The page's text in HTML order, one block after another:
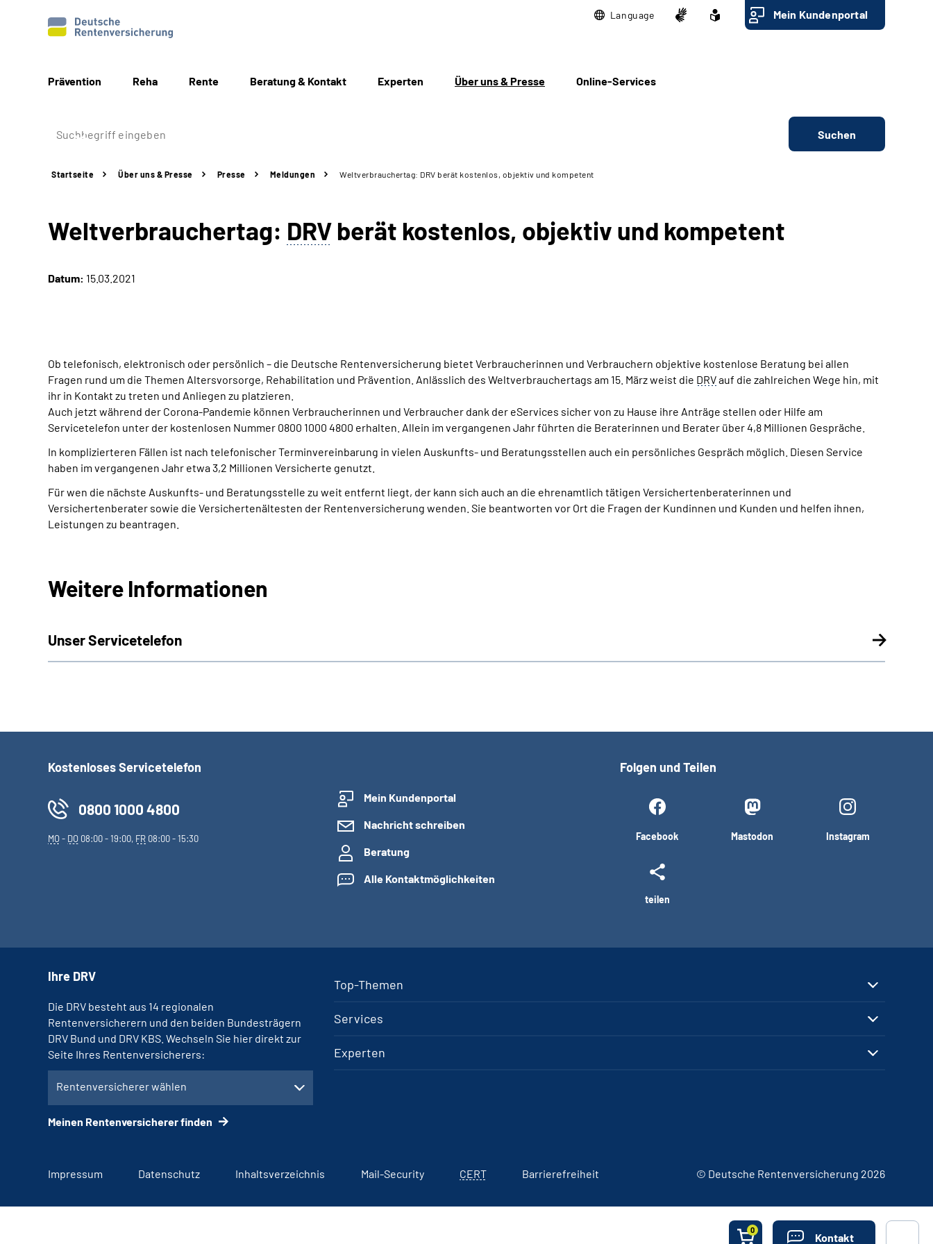
Language Mein Kundenportal
Prävention Reha Rente Beratung & Kontakt Experten Über uns & Presse Online-Services
Suchen
Startseite Über uns & Presse Presse Meldungen Weltverbrauchertag: DRV berät kostenlos, objektiv und kompetent
Weltverbrauchertag: DRV berät kostenlos, objektiv und kompetent
Datum: 15.03.2021
Ob telefonisch, elektronisch oder persönlich – die Deutsche Rentenversicherung bietet Verbraucherinnen und Verbrauchern objektive kostenlose Beratung bei allen
Fragen rund um die Themen Altersvorsorge, Rehabilitation und Prävention. Anlässlich des Weltverbrauchertags am 15. März weist die DRVauf die zahlreichen Wege hin, mit
ihr in Kontakt zu treten und Anliegen zu platzieren.
Auch jetzt während der Corona-Pandemie können Verbraucherinnen und Verbraucher dank der eServices sicher von zu Hause ihre Anträge stellen oder Hilfe am
Servicetelefon unter der kostenlosen Nummer 0800 1000 4800 erhalten. Allein im vergangenen Jahr führten die Beraterinnen und Berater über 4,8 Millionen Gespräche.
In komplizierteren Fällen ist nach telefonischer Terminvereinbarung in vielen Auskunfts- und Beratungsstellen auch ein persönliches Gespräch möglich. Diesen Service
haben im vergangenen Jahr etwa 3,2 Millionen Versicherte genutzt.
Für wen die nächste Auskunfts- und Beratungsstelle zu weit entfernt liegt, der kann sich auch an die ehrenamtlich tätigen Versichertenberaterinnen und
Versichertenberater sowie die Versichertenältesten der Rentenversicherung wenden. Sie beantworten vor Ort die Fragen der Kundinnen und Kunden und helfen ihnen,
Leistungen zu beantragen.
Weitere Informationen
Unser Servicetelefon
0
Kontakt
Kostenloses Servicetelefon
0800 1000 4800
MO- DO 08:00 - 19:00, FR 08:00 - 15:30
Mein Kundenportal
Nachricht schreiben
Beratung
Alle Kontaktmöglichkeiten
Folgen und Teilen
Facebook Mastodon Instagram
teilen
Top-Themen
Services
Experten
Ihre DRV
Die DRV besteht aus 14 regionalen
Rentenversicherern und den beiden Bundesträgern
DRV Bund und DRV KBS. Wechseln Sie hier direkt zur
Seite Ihres Rentenversicherers:
Rentenversicherer wählen
Meinen Rentenversicherer finden
Impressum Datenschutz Inhaltsverzeichnis Mail-Security CERT Barrierefreiheit © Deutsche Rentenversicherung 2026